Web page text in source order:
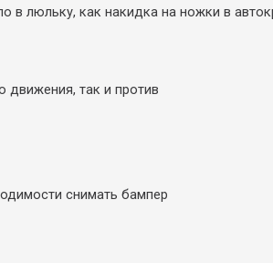
люльку, как накидка на ножки в
движения, так и против
снимать бампер